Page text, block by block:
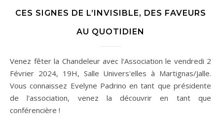
CES SIGNES DE L’INVISIBLE, DES FAVEURS
AU QUOTIDIEN
Venez fêter la Chandeleur avec l'Association le vendredi 2
Février 2024, 19H, Salle Univers'elles à Martignas/Jalle.
Vous connaissez Evelyne Padrino en tant que présidente
de l'association, venez la découvrir en tant que
conférencière !